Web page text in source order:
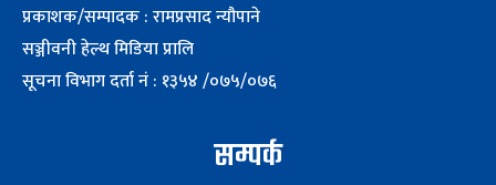
प्रकाशक/सम्पादक : रामप्रसाद न्यौपाने
सञ्जीवनी हेल्थ मिडिया प्रालि
सूचना विभाग दर्ता नं : १३५४ /०७५/०७६
सम्पर्क